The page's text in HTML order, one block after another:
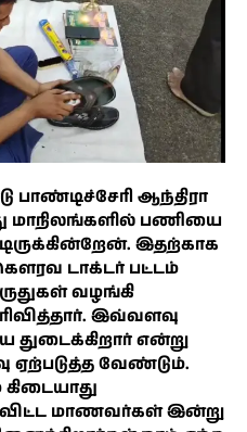
பாண்டிச்சேரி ஆந்திரா
மாநிலங்களில் பணியை
இதற்காக
டாக்டர் பட்டம்
வழங்கி
இவ்வளவு
என்று
ஏற்படுத்த வேண்டும்.
மாணவர்கள் இன்று